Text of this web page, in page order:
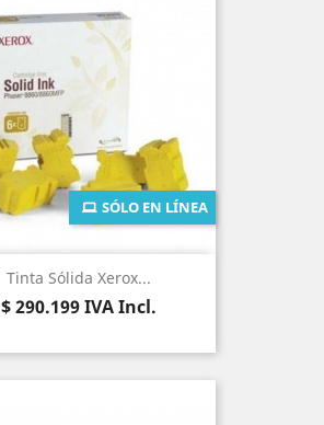
Tinta Sólida Xerox...
Precio
$ 290.199IVA Incl.
SÓLO EN LÍNEA